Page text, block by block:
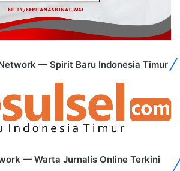
— Spirit Baru Indonesia Timur
— Warta Jurnalis Online Terkini